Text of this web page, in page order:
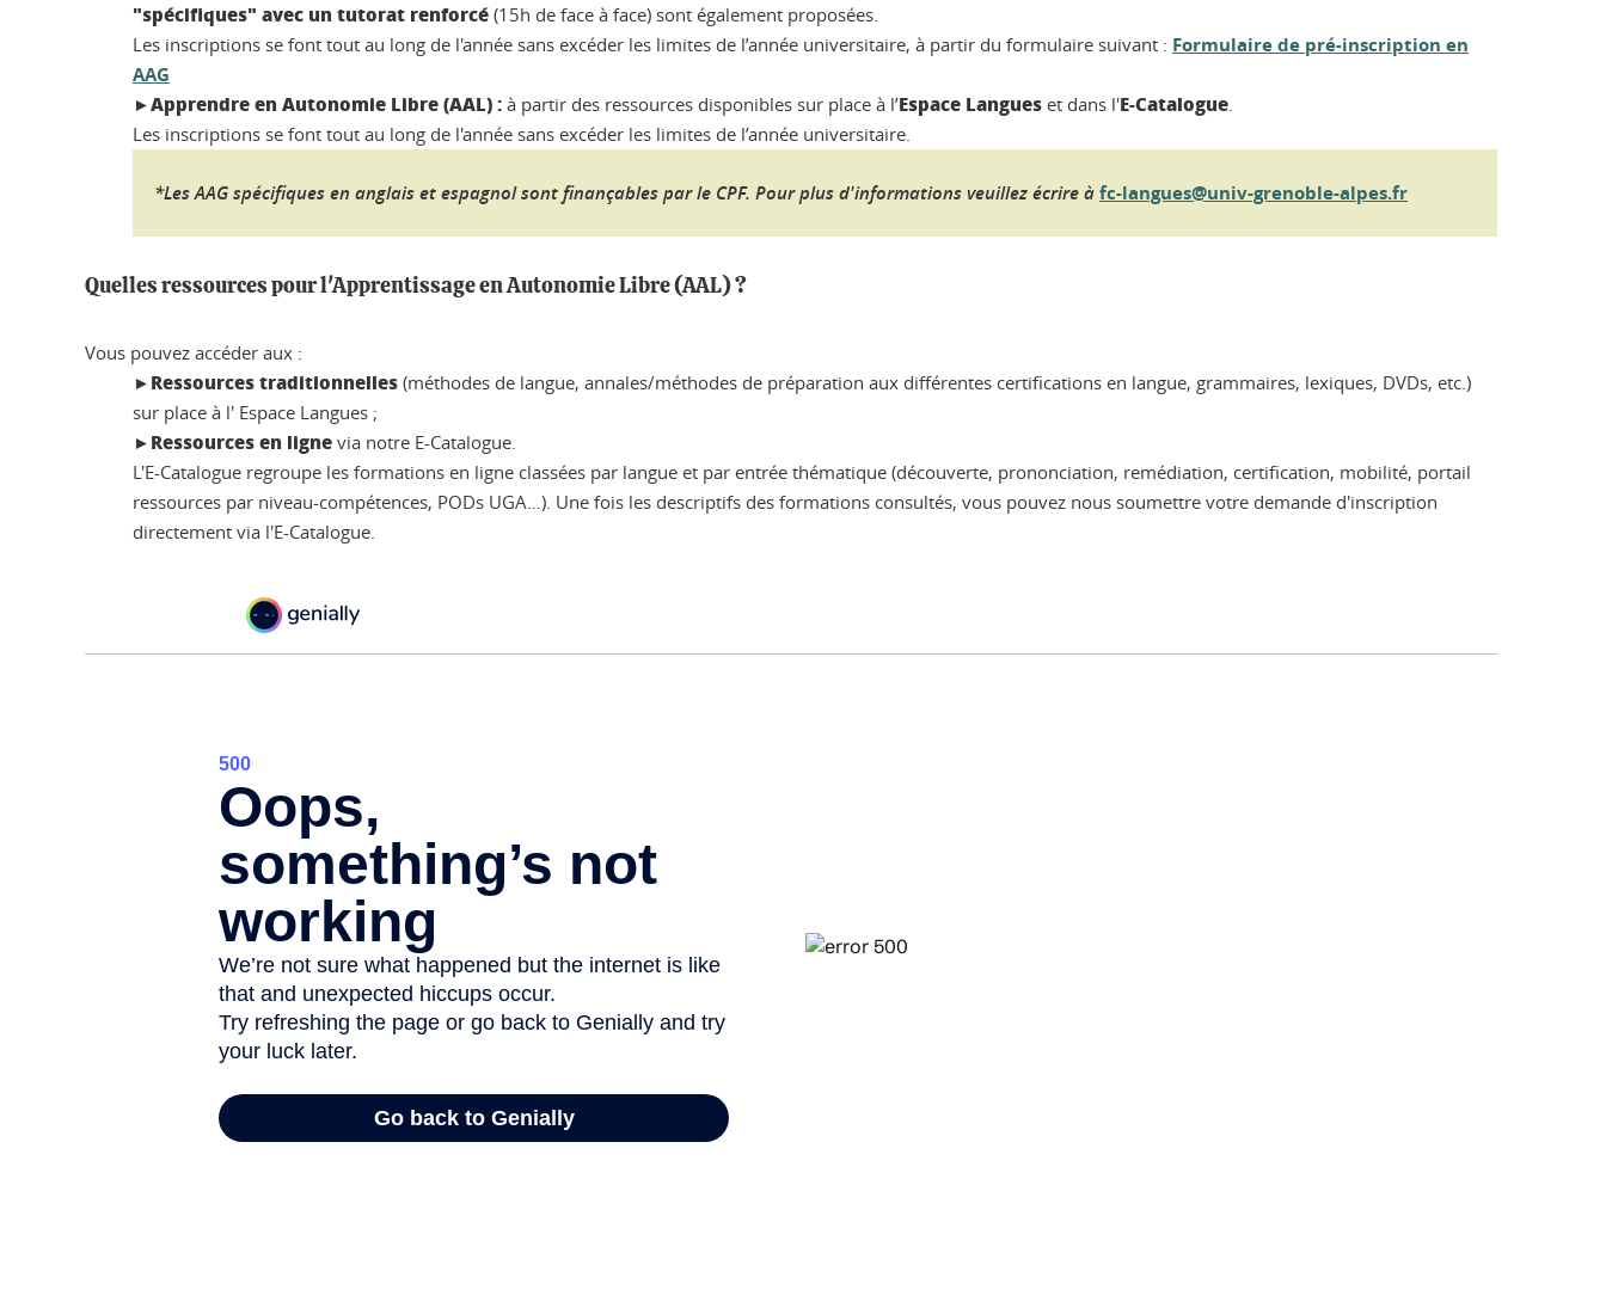
"spécifiques" avec un tutorat renforcé (15h de face à face) sont également proposées.
Les inscriptions se font tout au long de l'année sans excéder les limites de l’année universitaire, à partir du formulaire suivant : Formulaire de pré-inscription en
AAG
►Apprendre en Autonomie Libre (AAL) : à partir des ressources disponibles sur place à l’Espace Langues et dans l'E-Catalogue.
Les inscriptions se font tout au long de l'année sans excéder les limites de l’année universitaire.
*Les AAG spécifiques en anglais et espagnol sont finançables par le CPF. Pour plus d'informations veuillez écrire àfc-langues@univ-grenoble-alpes.fr
Quelles ressources pour l'Apprentissage en Autonomie Libre (AAL) ?
Vous pouvez accéder aux :
► Ressources traditionnelles (méthodes de langue, annales/méthodes de préparation aux différentes certifications en langue, grammaires, lexiques, DVDs, etc.)
sur place à l' Espace Langues ;
► Ressources en ligne via notre E-Catalogue.
L'E-Catalogue regroupe les formations en ligne classées par langue et par entrée thématique (découverte, prononciation, remédiation, certification, mobilité, portail
ressources par niveau-compétences, PODs UGA…). Une fois les descriptifs des formations consultés, vous pouvez nous soumettre votre demande d'inscription
directement via l'E-Catalogue.